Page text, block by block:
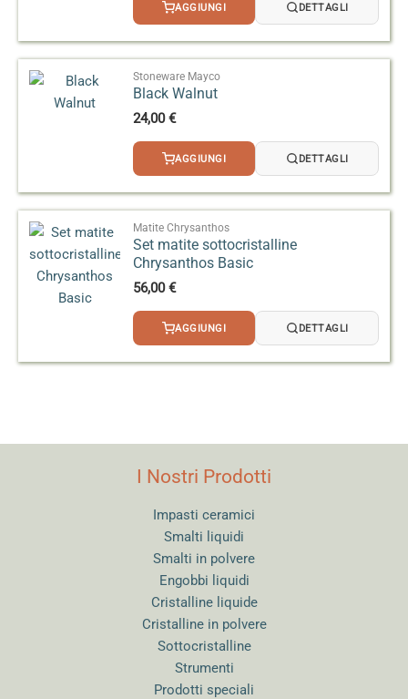
AGGIUNGI DETTAGLI
Stoneware Mayco
Black Walnut
24,00€
AGGIUNGI DETTAGLI
Matite Chrysanthos
Set matite sottocristalline
Chrysanthos Basic
56,00€
AGGIUNGI DETTAGLI
I Nostri Prodotti
Impasti ceramici
Smalti liquidi
Smalti in polvere
Engobbi liquidi
Cristalline liquide
Cristalline in polvere
Sottocristalline
Strumenti
Prodotti speciali